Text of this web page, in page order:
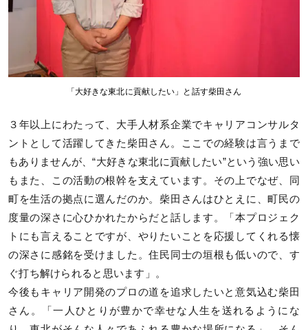
「大好きな東北に貢献したい」と話す柴田さん
３年以上にわたって、大手人材系企業でキャリアコンサルタ
ントとして活躍してきた柴田さん。ここでの経験は言うまで
もありませんが、“大好きな東北に貢献したい”という強い思い
もまた、この活動の根幹を支えています。その上でなぜ、同
町を生活の拠点に選んだのか。柴田さんはひとえに、町民の
度量の深さに心ひかれたからだと話します。「本プロジェク
トにも言えることですが、やりたいことを応援してくれる懐
の深さに感銘を受けました。住民同士の垣根も低いので、す
ぐ打ち解けられると思います」。
今後もキャリア開発のプロの道を追求したいと意気込む柴田
さん。「一人ひとりが豊かで幸せな人生を送れるようにな